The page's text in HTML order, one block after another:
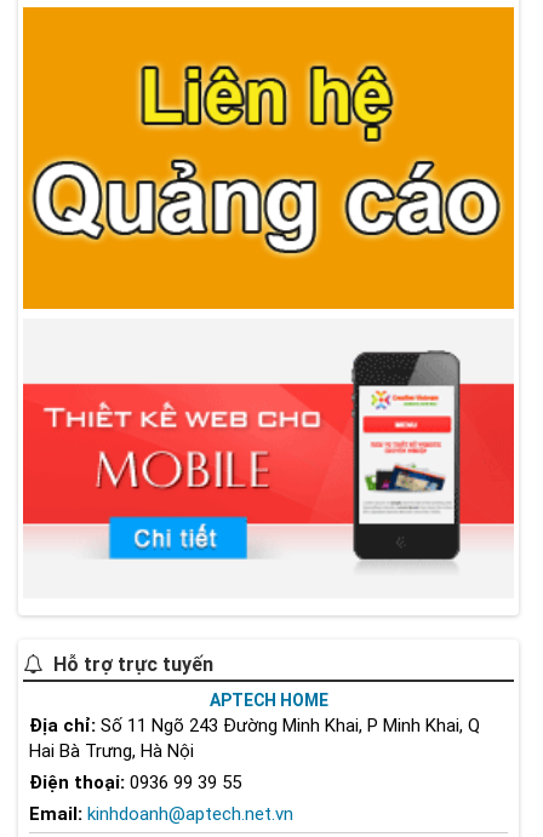
Hỗ trợ trực tuyến
APTECH HOME
Địa chỉ: Số 11 Ngõ 243 Đường Minh Khai, P Minh Khai, Q
Hai Bà Trưng, Hà Nội
Điện thoại: 0936 99 39 55
Email: kinhdoanh@aptech.net.vn